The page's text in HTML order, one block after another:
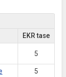
EKR tase
5
5